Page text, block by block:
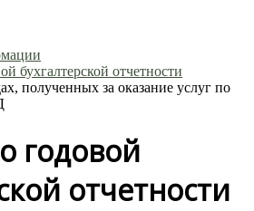
бухгалтерской отчетности
полученных за оказание услуг по
годовой
отчетности